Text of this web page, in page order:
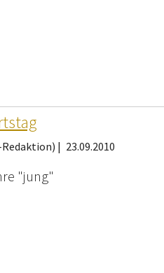
| 23.09.2010
"jung"